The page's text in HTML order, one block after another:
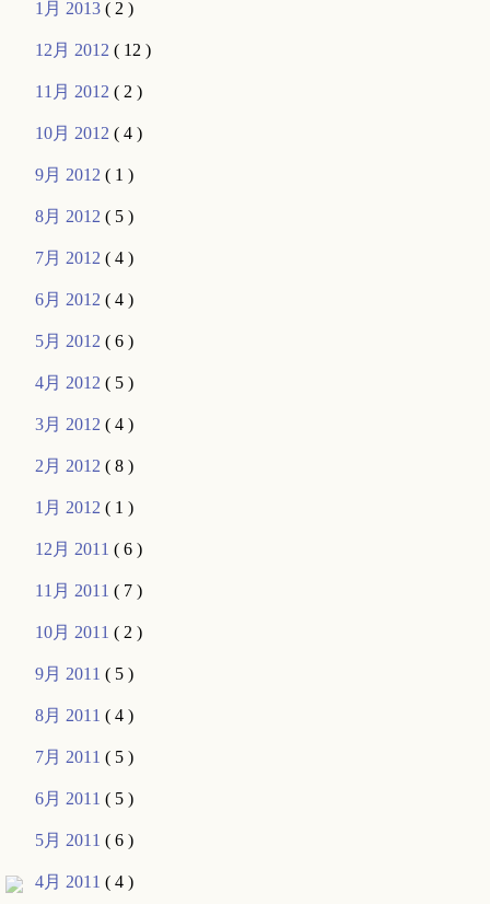
1月 2013( 2 )
12月 2012( 12 )
11月 2012( 2 )
10月 2012( 4 )
9月 2012( 1 )
8月 2012( 5 )
7月 2012( 4 )
6月 2012( 4 )
5月 2012( 6 )
4月 2012( 5 )
3月 2012( 4 )
2月 2012( 8 )
1月 2012( 1 )
12月 2011( 6 )
11月 2011( 7 )
10月 2011( 2 )
9月 2011( 5 )
8月 2011( 4 )
7月 2011( 5 )
6月 2011( 5 )
5月 2011( 6 )
4月 2011( 4 )